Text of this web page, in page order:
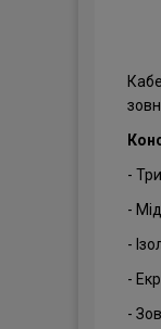
-
-
-
-
-